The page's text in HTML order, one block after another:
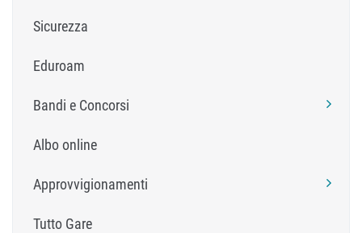
Sicurezza
Eduroam
Bandi e Concorsi
Albo online
Approvvigionamenti
Tutto Gare